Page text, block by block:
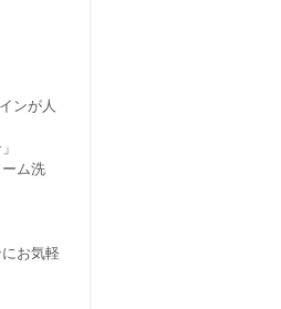
ンが人
ム洗
お気軽